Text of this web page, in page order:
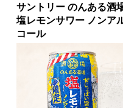
サントリー のんある酒
塩レモンサワー ノンア
コール